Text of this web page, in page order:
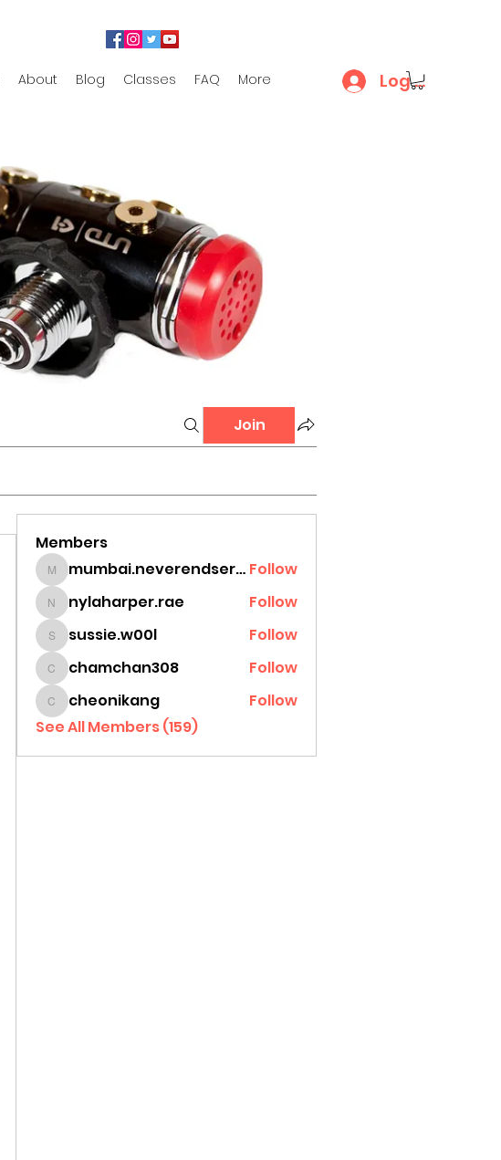
About Blog Classes FAQ More Log In
Join
Members
mumbai.neverendservices mumbai.neverendservices Follow
nylaharper.rae
nylaharper.rae Follow
sussie.w00l
sussie.w00l Follow
chamchan308
chamchan308 Follow
cheonikang
cheonikang
Follow
See All Members (159)